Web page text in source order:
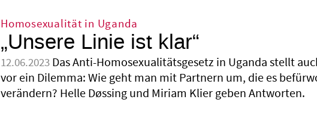
Homosexualität in Uganda
„Unsere Linie ist klar“
12.06.2023 Das Anti-Homosexualitätsgesetz in Uganda stellt
vor ein Dilemma: Wie geht man mit Partnern um, die es
verändern? Helle Døssing und Miriam Klier geben Antworten.